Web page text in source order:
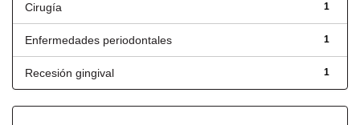
1
Cirugía
1
Enfermedades periodontales
1
Recesión gingival